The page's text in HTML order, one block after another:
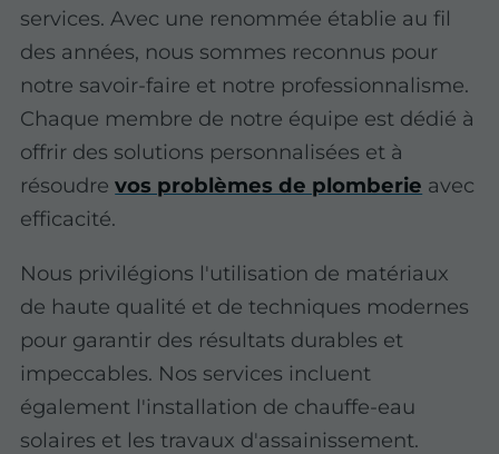
services. Avec une renommée établie au fil
des années, nous sommes reconnus pour
notre savoir-faire et notre professionnalisme.
Chaque membre de notre équipe est dédié à
offrir des solutions personnalisées et à
résoudrevos problèmes de plomberie avec
efficacité.
Nous privilégions l'utilisation de matériaux
de haute qualité et de techniques modernes
pour garantir des résultats durables et
impeccables. Nos services incluent
également l'installation de chauffe-eau
solaires et les travaux d'assainissement.